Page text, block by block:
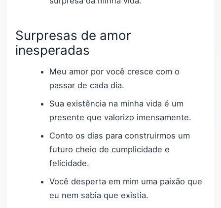
Surpresas de amor
inesperadas
Meu amor por você cresce com o
passar de cada dia.
Sua existência na minha vida é um
presente que valorizo imensamente.
Conto os dias para construirmos um
futuro cheio de cumplicidade e
felicidade.
Você desperta em mim uma paixão que
eu nem sabia que existia.